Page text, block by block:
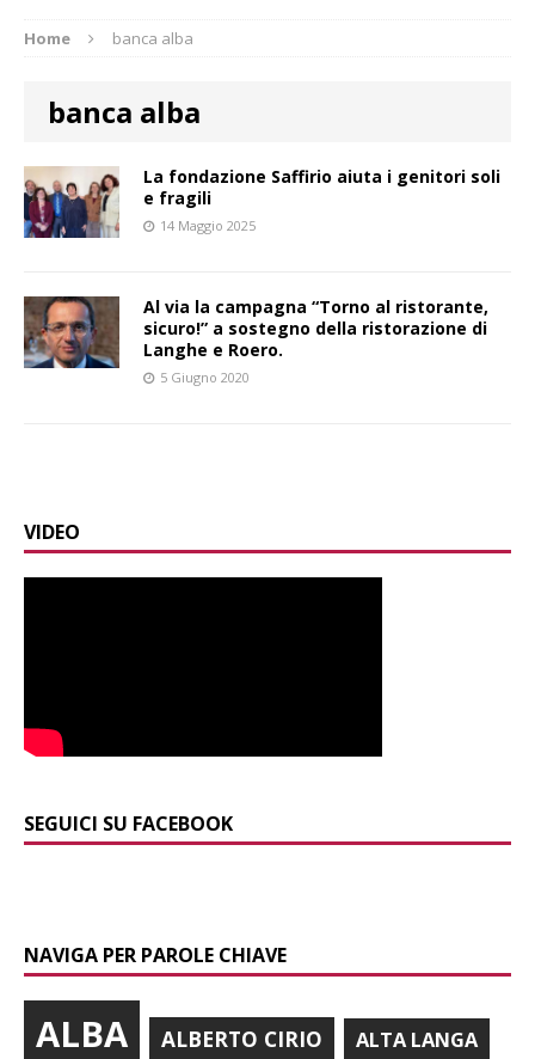
Home banca alba
banca alba
La fondazione Saffirio aiuta i genitori soli
e fragili
14 Maggio 2025
Al via la campagna “Torno al ristorante,
sicuro!” a sostegno della ristorazione di
Langhe e Roero.
5 Giugno 2020
VIDEO
SEGUICI SU FACEBOOK
NAVIGA PER PAROLE CHIAVE
ALBA ALBERTO CIRIO ALTA LANGA